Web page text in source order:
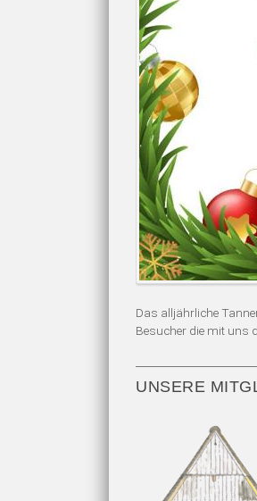
Das alljährliche
Besucher die mit uns
UNSERE